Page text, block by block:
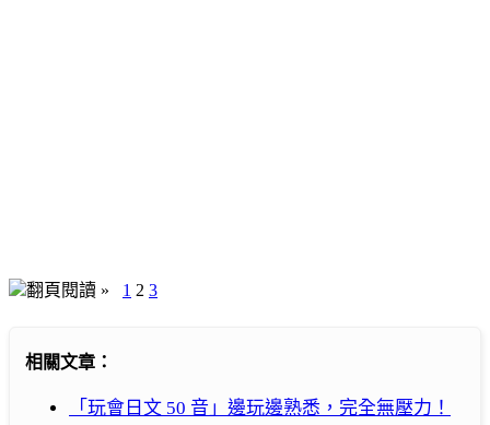
翻頁閱讀 » 1 2 3
相關文章：
「玩會日文 50 音」邊玩邊熟悉，完全無壓力！